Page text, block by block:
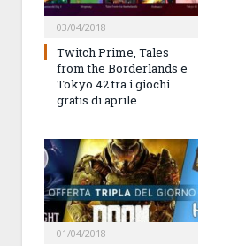
03/04/2018
Twitch Prime, Tales
from the Borderlands e
Tokyo 42 tra i giochi
gratis di aprile
01/04/2018